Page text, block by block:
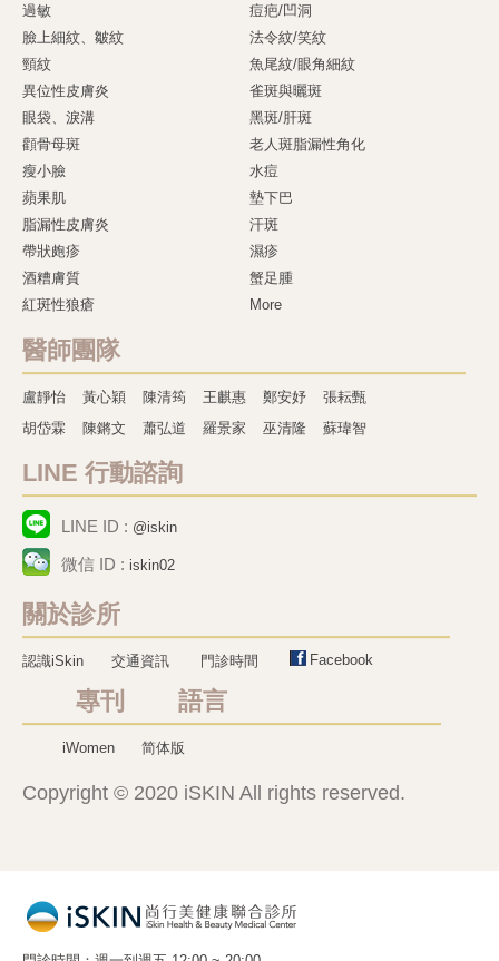
過敏
痘疤/凹洞
臉上細紋、皺紋
法令紋/笑紋
頸紋
魚尾紋/眼角細紋
異位性皮膚炎
雀斑與曬斑
眼袋、淚溝
黑斑/肝斑
顴骨母斑
老人斑脂漏性角化
瘦小臉
水痘
蘋果肌
墊下巴
脂漏性皮膚炎
汗斑
帶狀皰疹
濕疹
酒糟膚質
蟹足腫
紅斑性狼瘡
More
醫師團隊
盧靜怡 黃心穎 陳清筠 王麒惠 鄭安妤
張耘甄
胡岱霖
陳鏘文 蕭弘道 羅景家 巫清隆 蘇瑋智
LINE 行動諮詢
LINE ID : @iskin
微信 ID : iskin02
關於診所
認識iSkin 交通資訊 門診時間 Facebook
專刊 語言
iWomen 简体版
Copyright © 2020 iSKIN All rights reserved.